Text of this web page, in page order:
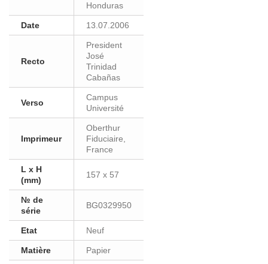
Honduras
Date 13.07.2006
Recto
President
José
Trinidad
Cabañas
Verso
Campus
Université
Imprimeur
Oberthur
Fiduciaire,
France
L x H
(mm)
157 x 57
№ de
série
BG0329950
Etat Neuf
Matière Papier